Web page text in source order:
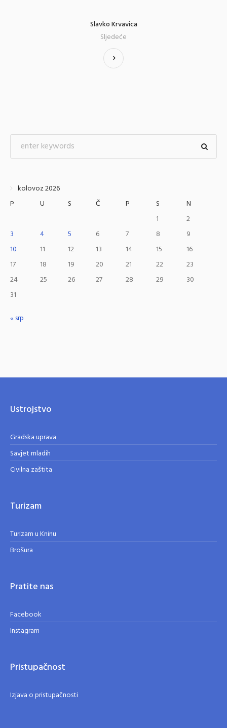
Slavko Krvavica
Sljedeće
kolovoz 2026
P
U S Č P S
N
1
2
3
4 5 6 7 8
9
10
11 12 13 14 15
16
17
18 19 20 21 22
23
24
25 26 27 28 29
30
31
« srp
Ustrojstvo
Gradska uprava
Savjet mladih
Civilna zaštita
Turizam
Turizam u Kninu
Brošura
Pratite nas
Facebook
Instagram
Pristupačnost
Izjava o pristupačnosti